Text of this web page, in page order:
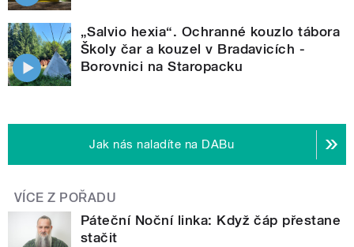
„Salvio hexia“. Ochranné kouzlo tábora
Školy čar a kouzel v Bradavicích -
Borovnici na Staropacku
Jak nás naladíte na DABu
VÍCE Z POŘADU
Páteční Noční linka: Když čáp přestane
stačit